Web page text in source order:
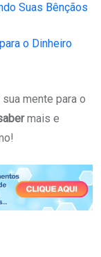
Suas Bênçãos
o Dinheiro
mente para o
mais e